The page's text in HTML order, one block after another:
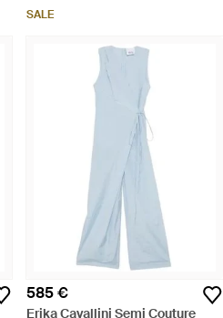
SALE
585 €
Erika Cavallini Semi Couture